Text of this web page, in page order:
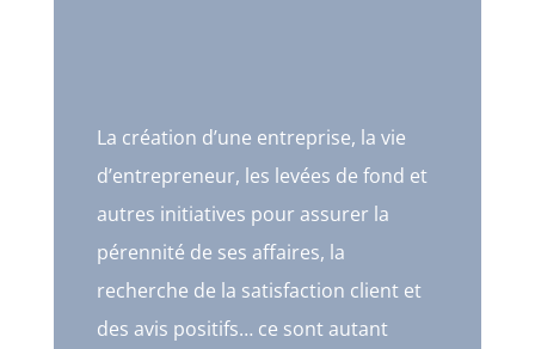
La création d’une entreprise, la vie
d’entrepreneur, les levées de fond et
autres initiatives pour assurer la
pérennité de ses affaires, la
recherche de la satisfaction client et
des avis positifs… ce sont autant